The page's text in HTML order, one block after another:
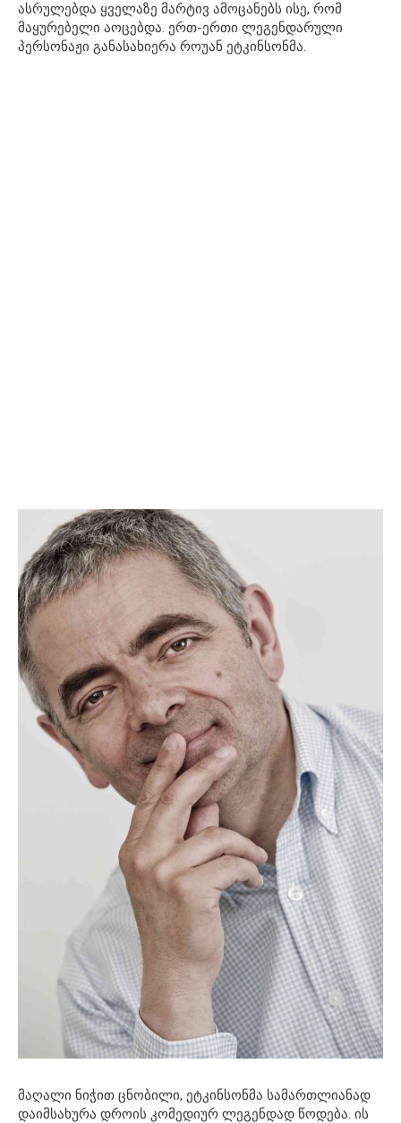
ასრულებდა ყველაზე მარტივ ამოცანებს ისე, რომ
მაყურებელი აოცებდა. ერთ-ერთი ლეგენდარული
პერსონაჟი განასახიერა როუან ეტკინსონმა.
მაღალი ნიჭით ცნობილი, ეტკინსონმა სამართლიანად
დაიმსახურა დროის კომედიურ ლეგენდად წოდება. ის